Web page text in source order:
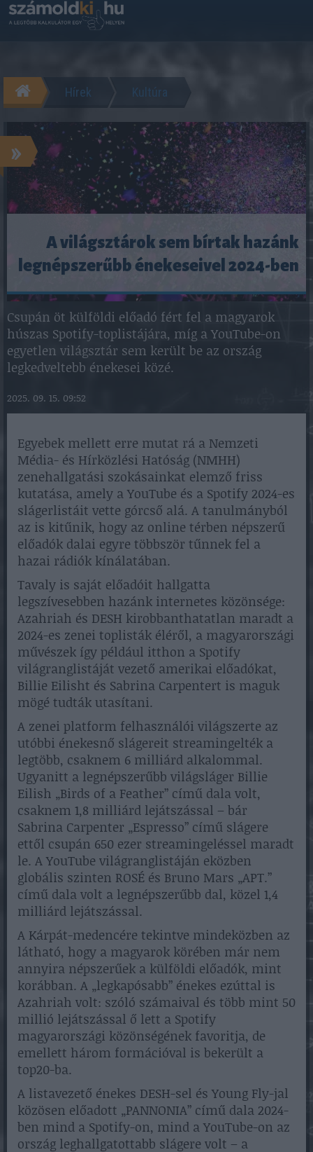
Hírek Kultúra
»
A világsztárok sem bírtak hazánk
legnépszerűbb énekeseivel 2024-ben
Csupán öt külföldi előadó fért fel a magyarok
húszas Spotify-toplistájára, míg a YouTube-on
egyetlen világsztár sem került be az ország
legkedveltebb énekesei közé.
2025. 09. 15. 09:52
Egyebek mellett erre mutat rá a Nemzeti
Média- és Hírközlési Hatóság (NMHH)
zenehallgatási szokásainkat elemző friss
kutatása, amely a YouTube és a Spotify 2024-es
slágerlistáit vette górcső alá. A tanulmányból
az is kitűnik, hogy az online térben népszerű
előadók dalai egyre többször tűnnek fel a
hazai rádiók kínálatában.
Tavaly is saját előadóit hallgatta
legszívesebben hazánk internetes közönsége:
Azahriah és DESH kirobbanthatatlan maradt a
2024-es zenei toplisták éléről, a magyarországi
művészek így például itthon a Spotify
világranglistáját vezető amerikai előadókat,
Billie Eilisht és Sabrina Carpentert is maguk
mögé tudták utasítani.
A zenei platform felhasználói világszerte az
utóbbi énekesnő slágereit streamingelték a
legtöbb, csaknem 6 milliárd alkalommal.
Ugyanitt a legnépszerűbb világsláger Billie
Eilish „Birds of a Feather” című dala volt,
csaknem 1,8 milliárd lejátszással – bár
Sabrina Carpenter „Espresso” című slágere
ettől csupán 650 ezer streamingeléssel maradt
le. A YouTube világranglistáján eközben
globális szinten ROSÉ és Bruno Mars „APT.”
című dala volt a legnépszerűbb dal, közel 1,4
milliárd lejátszással.
A Kárpát-medencére tekintve mindeközben az
látható, hogy a magyarok körében már nem
annyira népszerűek a külföldi előadók, mint
korábban. A „legkapósabb” énekes ezúttal is
Azahriah volt: szóló számaival és több mint 50
millió lejátszással ő lett a Spotify
magyarországi közönségének favoritja, de
emellett három formációval is bekerült a
top20-ba.
A listavezető énekes DESH-sel és Young Fly-jal
közösen előadott „PANNONIA” című dala 2024-
ben mind a Spotify-on, mind a YouTube-on az
ország leghallgatottabb slágere volt – a